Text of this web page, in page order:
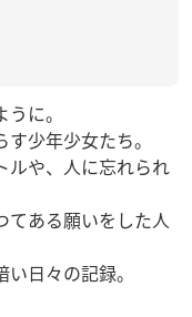
に。
少年少女たち。
ルや、人に忘れられ
てある願いをした人
日々の記録。